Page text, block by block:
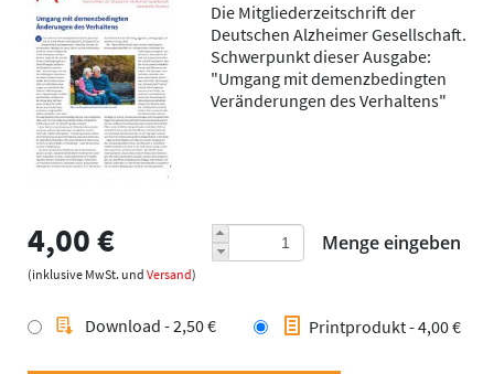
Die Mitgliederzeitschrift der
Deutschen Alzheimer Gesellschaft.
Schwerpunkt dieser Ausgabe:
"Umgang mit demenzbedingten
Veränderungen des Verhaltens"
4,00 €
(inklusive MwSt. und Versand)
Printprodukt - 4,00 €
Download - 2,50 €
Menge eingeben